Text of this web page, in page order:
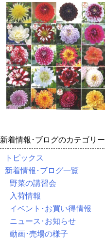
新着情報･ブログのカテゴリー
トピックス
新着情報･ブログ一覧
野菜の講習会
入荷情報
イベント･お買い得情報
ニュース･お知らせ
動画･売場の様子